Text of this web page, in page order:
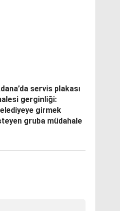
servis plakası
gerginliği:
girmek
gruba müdahale